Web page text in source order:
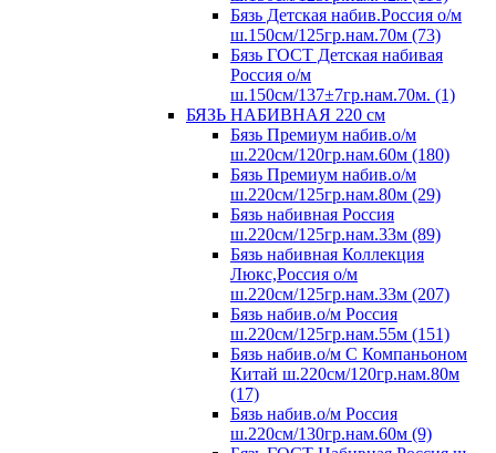
Бязь Детская набив.Россия о/м
ш.150см/125гр.нам.70м (73)
Бязь ГОСТ Детская набивая
Россия о/м
ш.150см/137±7гр.нам.70м. (1)
БЯЗЬ НАБИВНАЯ 220 см
Бязь Премиум набив.о/м
ш.220см/120гр.нам.60м (180)
Бязь Премиум набив.о/м
ш.220см/125гр.нам.80м (29)
Бязь набивная Россия
ш.220см/125гр.нам.33м (89)
Бязь набивная Коллекция
Люкс,Россия о/м
ш.220см/125гр.нам.33м (207)
Бязь набив.о/м Россия
ш.220см/125гр.нам.55м (151)
Бязь набив.о/м С Компаньоном
Китай ш.220см/120гр.нам.80м
(17)
Бязь набив.о/м Россия
ш.220см/130гр.нам.60м (9)